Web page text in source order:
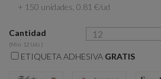
+ 150 unidades, 0.81 €/ud
Cantidad
(Min. 12 Uds.)
ETIQUETA ADHESIVA GRATIS